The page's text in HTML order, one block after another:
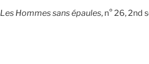
Les Hommes sans épaules, n° 26, 2nd